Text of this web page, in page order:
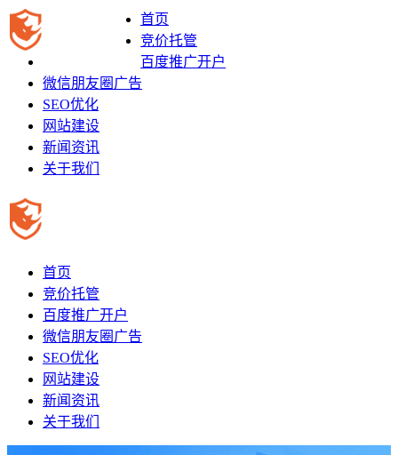
首页
竞价托管
百度推广开户
微信朋友圈广告
SEO优化
网站建设
新闻资讯
关于我们
首页
竞价托管
百度推广开户
微信朋友圈广告
SEO优化
网站建设
新闻资讯
关于我们